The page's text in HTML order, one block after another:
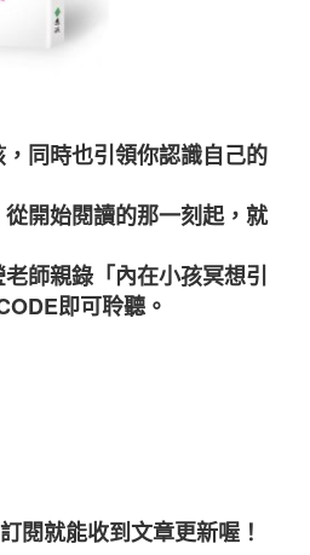
同時也引領你認識自己的
開始閱讀的那一刻起，就
師親錄「內在小孩冥想引
即可聆聽。
閱就能收到文章更新喔！